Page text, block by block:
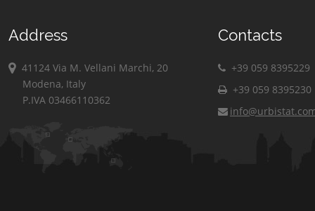
Address
41124 Via M. Vellani Marchi, 20
Modena, Italy
P.IVA 03466110362
Contacts
+39 059 8395229
+39 059 8395230